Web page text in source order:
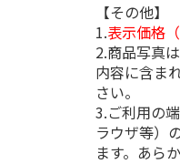
【その他】
1.表示価格
2.商品写真
内容に含ま
さい。
3.ご利用の
ラウザ等）
ます。あら